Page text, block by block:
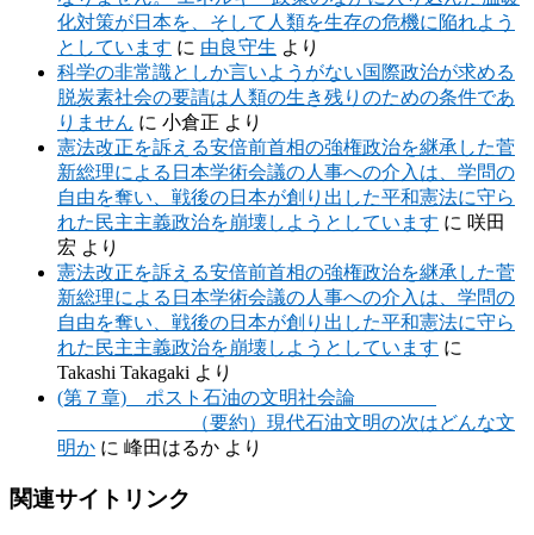
化対策が日本を、そして人類を生存の危機に陥れよう
としています に 由良守生 より
科学の非常識としか言いようがない国際政治が求める
脱炭素社会の要請は人類の生き残りのための条件であ
りません に 小倉正 より
憲法改正を訴える安倍前首相の強権政治を継承した菅
新総理による日本学術会議の人事への介入は、学問の
自由を奪い、戦後の日本が創り出した平和憲法に守ら
れた民主主義政治を崩壊しようとしています に 咲田
宏 より
憲法改正を訴える安倍前首相の強権政治を継承した菅
新総理による日本学術会議の人事への介入は、学問の
自由を奪い、戦後の日本が創り出した平和憲法に守ら
れた民主主義政治を崩壊しようとしています に
Takashi Takagaki より
(第７章) ポスト石油の文明社会論
（要約）現代石油文明の次はどんな文
明か に 峰田はるか より
関連サイトリンク